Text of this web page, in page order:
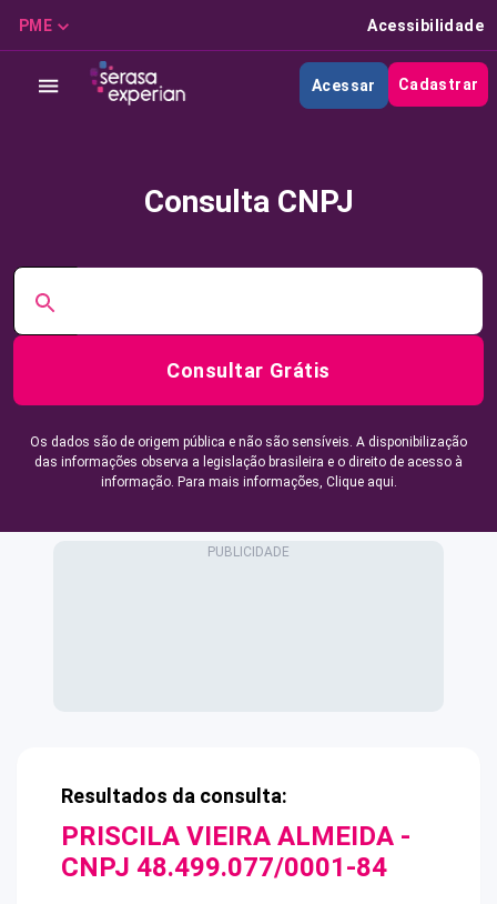
PME Acessibilidade
Acessar Cadastrar
Consulta CNPJ
Consultar Grátis
Os dados são de origem pública e não são sensíveis. A disponibilização
das informações observa a legislação brasileira e o direito de acesso à
informação. Para mais informações, Clique aqui.
Resultados da consulta:
PRISCILA VIEIRA ALMEIDA -
CNPJ 48.499.077/0001-84